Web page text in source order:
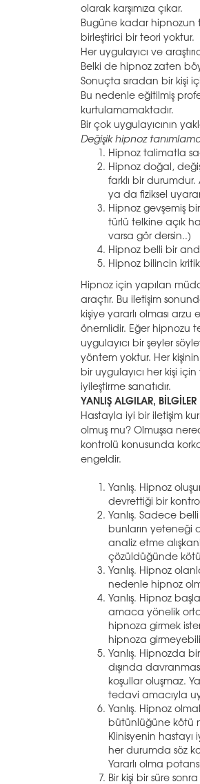
olarak karşımıza çıkar.
Bugüne kadar hipnozun
birleştirici bir teori yoktur.
Her uygulayıcı ve
Belki de hipnoz zaten
Sonuçta sıradan bir kişi
Bu nedenle eğitilmiş
kurtulamamaktadır.
Bir çok uygulayıcının
Değişik hipnoz
Hipnoz talimatla
Hipnoz doğal,
farklı bir
ya da fiziksel
Hipnoz gevşemiş
türlü telkine açık
varsa gör dersin..)
Hipnoz belli bir
Hipnoz bilincin
Hipnoz için yapılan
araçtır. Bu iletişim
kişiye yararlı olması
önemlidir. Eğer hipnozu
uygulayıcı bir şeyler
yöntem yoktur. Her
bir uygulayıcı her kişi
iyileştirme sanatıdır.
YANLIŞ ALGILAR, BİLGİLER
Hastayla iyi bir iletişim
olmuş mu? Olmuşsa
kontrolü konusunda
engeldir.
Yanlış. Hipnoz
devrettiği bir
Yanlış. Sadece
bunların yeteneği
analiz etme
çözüldüğünde
Yanlış. Hipnoz
nedenle hipnoz
Yanlış. Hipnoz
amaca yönelik
hipnoza girmek
hipnoza
Yanlış. Hipnozda
dışında
koşullar oluşmaz.
tedavi amacıyla
Yanlış. Hipnoz
bütünlüğüne kötü
Klinisyenin
her durumda söz
Yararlı olma
Bir kişi bir süre